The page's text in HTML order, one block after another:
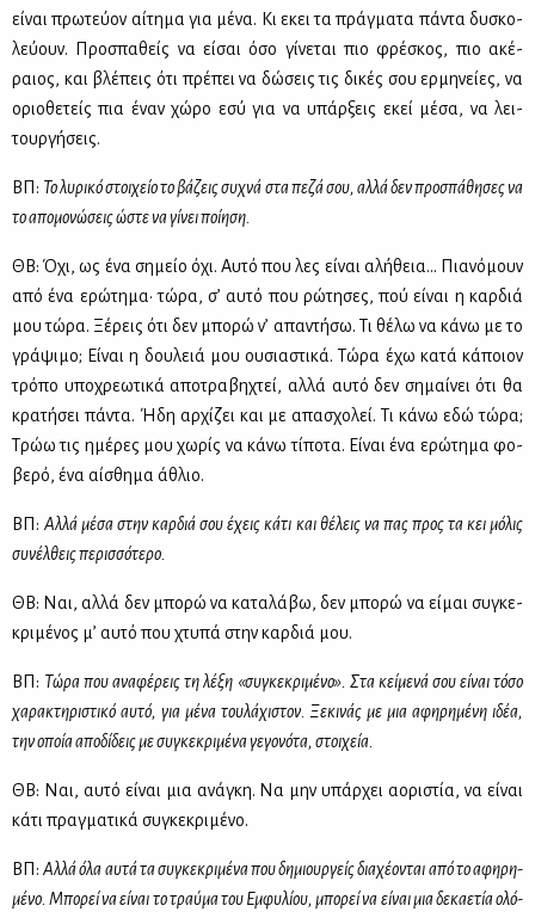
εί­ναι πρω­τεύ­ον αί­τη­μα για μέ­να. Κι εκει τα πράγ­μα­τα πά­ντα δυ­σκο­
λεύ­ουν. Προ­σπα­θείς να εί­σαι όσο γί­νε­ται πιο φρέ­σκος, πιο ακέ­
ραιος, και βλέ­πεις ότι πρέ­πει να δώ­σεις τις δι­κές σου ερ­μη­νεί­ες, να
οριο­θε­τείς πια έναν χώ­ρο εσύ για να υπάρ­ξεις εκεί μέ­σα, να λει­
τουρ­γή­σεις.
ΒΠ: Το λυ­ρι­κό στοι­χείο το βά­ζεις συ­χνά στα πε­ζά σου, αλ­λά δεν προ­σπά­θη­σες να
το απο­μο­νώ­σεις ώστε να γί­νει ποί­η­ση.
ΘΒ: Όχι, ως ένα ση­μείο όχι. Αυ­τό που λες εί­ναι αλή­θεια… Πια­νό­μουν
από ένα ερώ­τη­μα· τώ­ρα, σ’ αυ­τό που ρώ­τη­σες, πού εί­ναι η καρ­διά
μου τώ­ρα. Ξέ­ρεις ότι δεν μπο­ρώ ν’ απα­ντή­σω. Τι θέ­λω να κά­νω με το
γρά­ψι­μο; Εί­ναι η δου­λειά μου ου­σια­στι­κά. Τώ­ρα έχω κα­τά κά­ποιον
τρό­πο υπο­χρε­ω­τι­κά απο­τρα­βη­χτεί, αλ­λά αυ­τό δεν ση­μαί­νει ότι θα
κρα­τή­σει πά­ντα. Ήδη αρ­χί­ζει και με απα­σχο­λεί. Τι κά­νω εδώ τώ­ρα;
Τρώω τις ημέ­ρες μου χω­ρίς να κά­νω τί­πο­τα. Εί­ναι ένα ερώ­τη­μα φο­
βε­ρό, ένα αί­σθη­μα άθλιο.
ΒΠ:Αλ­λά μέ­σα στην καρ­διά σου έχεις κά­τι και θέ­λεις να πας προς τα κει μό­λις
συ­νέλ­θεις πε­ρισ­σό­τε­ρο.
ΘΒ: Ναι, αλ­λά δεν μπο­ρώ να κα­τα­λά­βω, δεν μπο­ρώ να εί­μαι συ­γκε­
κρι­μέ­νος μ’ αυ­τό που χτυ­πά στην καρ­διά μου.
ΒΠ: Τώ­ρα που ανα­φέ­ρεις τη λέ­ξη «συ­γκε­κρι­μέ­νο». Στα κεί­με­νά σου εί­ναι τό­σο
χα­ρα­κτη­ρι­στι­κό αυ­τό, για μέ­να του­λά­χι­στον. Ξε­κι­νάς με μια αφη­ρη­μέ­νη ιδέα,
την οποία απο­δί­δεις με συ­γκε­κρι­μέ­να γε­γο­νό­τα, στοι­χεία.
ΘΒ: Ναι, αυ­τό εί­ναι μια ανά­γκη. Να μην υπάρ­χει αο­ρι­στία, να εί­ναι
κά­τι πραγ­μα­τι­κά συ­γκε­κρι­μέ­νο.
ΒΠ:Αλ­λά όλα αυ­τά τα συ­γκε­κρι­μέ­να που δη­μιουρ­γείς δια­χέ­ο­νται από το αφη­ρη­
μέ­νο. Μπο­ρεί να εί­ναι το τραύ­μα του Εμ­φυ­λί­ου, μπο­ρεί να εί­ναι μια δε­κα­ε­τία ολό­